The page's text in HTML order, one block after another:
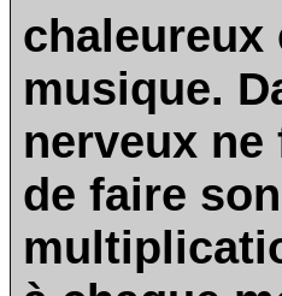
chaleureux
musique.
nerveux
de faire